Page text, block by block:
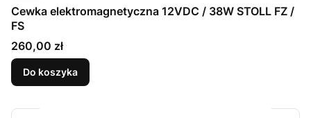
Cewka elektromagnetyczna 12VDC / 38W STOLL FZ /
FS
Cena
260,00 zł
Do koszyka